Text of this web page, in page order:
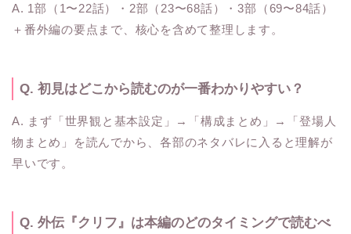
A. 1部（1〜22話）・2部（23〜68話）・3部（69〜84話）
＋番外編の要点まで、核心を含めて整理します。
Q. 初見はどこから読むのが一番わかりやすい？
A. まず「世界観と基本設定」→「構成まとめ」→「登場人
物まとめ」を読んでから、各部のネタバレに入ると理解が
早いです。
Q. 外伝『クリフ』は本編のどのタイミングで読むべ